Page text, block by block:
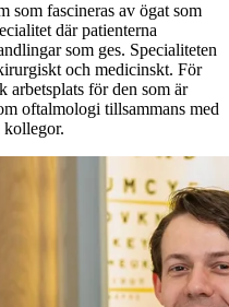
som fascineras av ögat som
där patienterna
som ges. Specialiteten
och medicinskt. För
arbetsplats för den som är
oftalmologi tillsammans med
kollegor.